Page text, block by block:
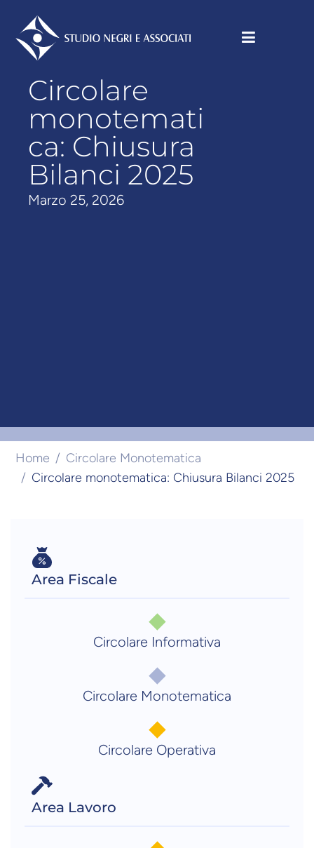
Circolare
monotemati
ca: Chiusura
Bilanci 2025
Marzo 25, 2026
Home
Circolare Monotematica
Circolare monotematica: Chiusura Bilanci 2025
Area Fiscale
Circolare Informativa
Circolare Monotematica
Circolare Operativa
Area Lavoro